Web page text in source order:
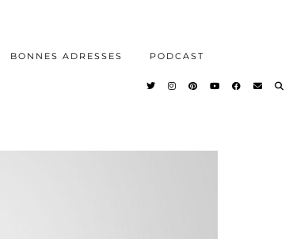
BONNES ADRESSES PODCAST